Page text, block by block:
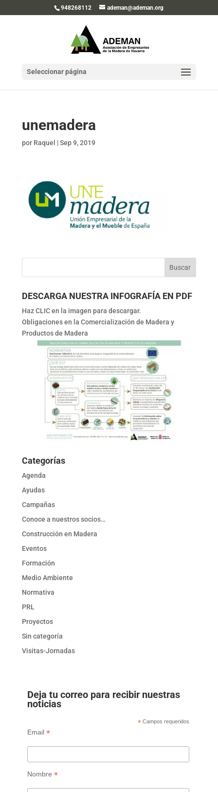
948268112 ademan@ademan.org
Seleccionar página
unemadera
por Raquel |Sep 9, 2019
DESCARGA NUESTRA INFOGRAFÍA EN PDF
Haz CLIC en la imagen para descargar.
Obligaciones en la Comercialización de Madera y
Productos de Madera
Categorías
Agenda
Ayudas
Campañas
Conoce a nuestros socios…
Construcción en Madera
Eventos
Formación
Medio Ambiente
Normativa
PRL
Proyectos
Sin categoría
Visitas-Jornadas
Deja tu correo para recibir nuestras
noticias
* Campos requeridos
Email *
Nombre *